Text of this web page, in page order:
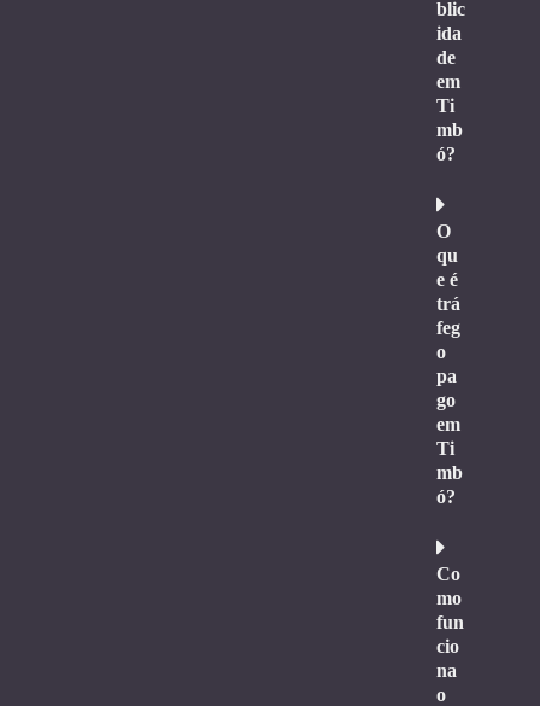
blic
ida
de
em
Ti
mb
ó?
O
qu
e é
trá
feg
o
pa
go
em
Ti
mb
ó?
Co
mo
fun
cio
na
o